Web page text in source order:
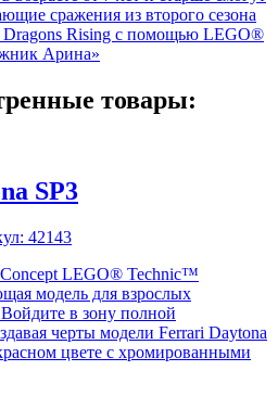
сражения из второго сезона
Rising с помощью LEGO®
Арина»
товары:
SP3
42143
LEGO® Technic™
модель для взрослых
в зону полной
черты модели Ferrari Daytona
цвете с хромированными